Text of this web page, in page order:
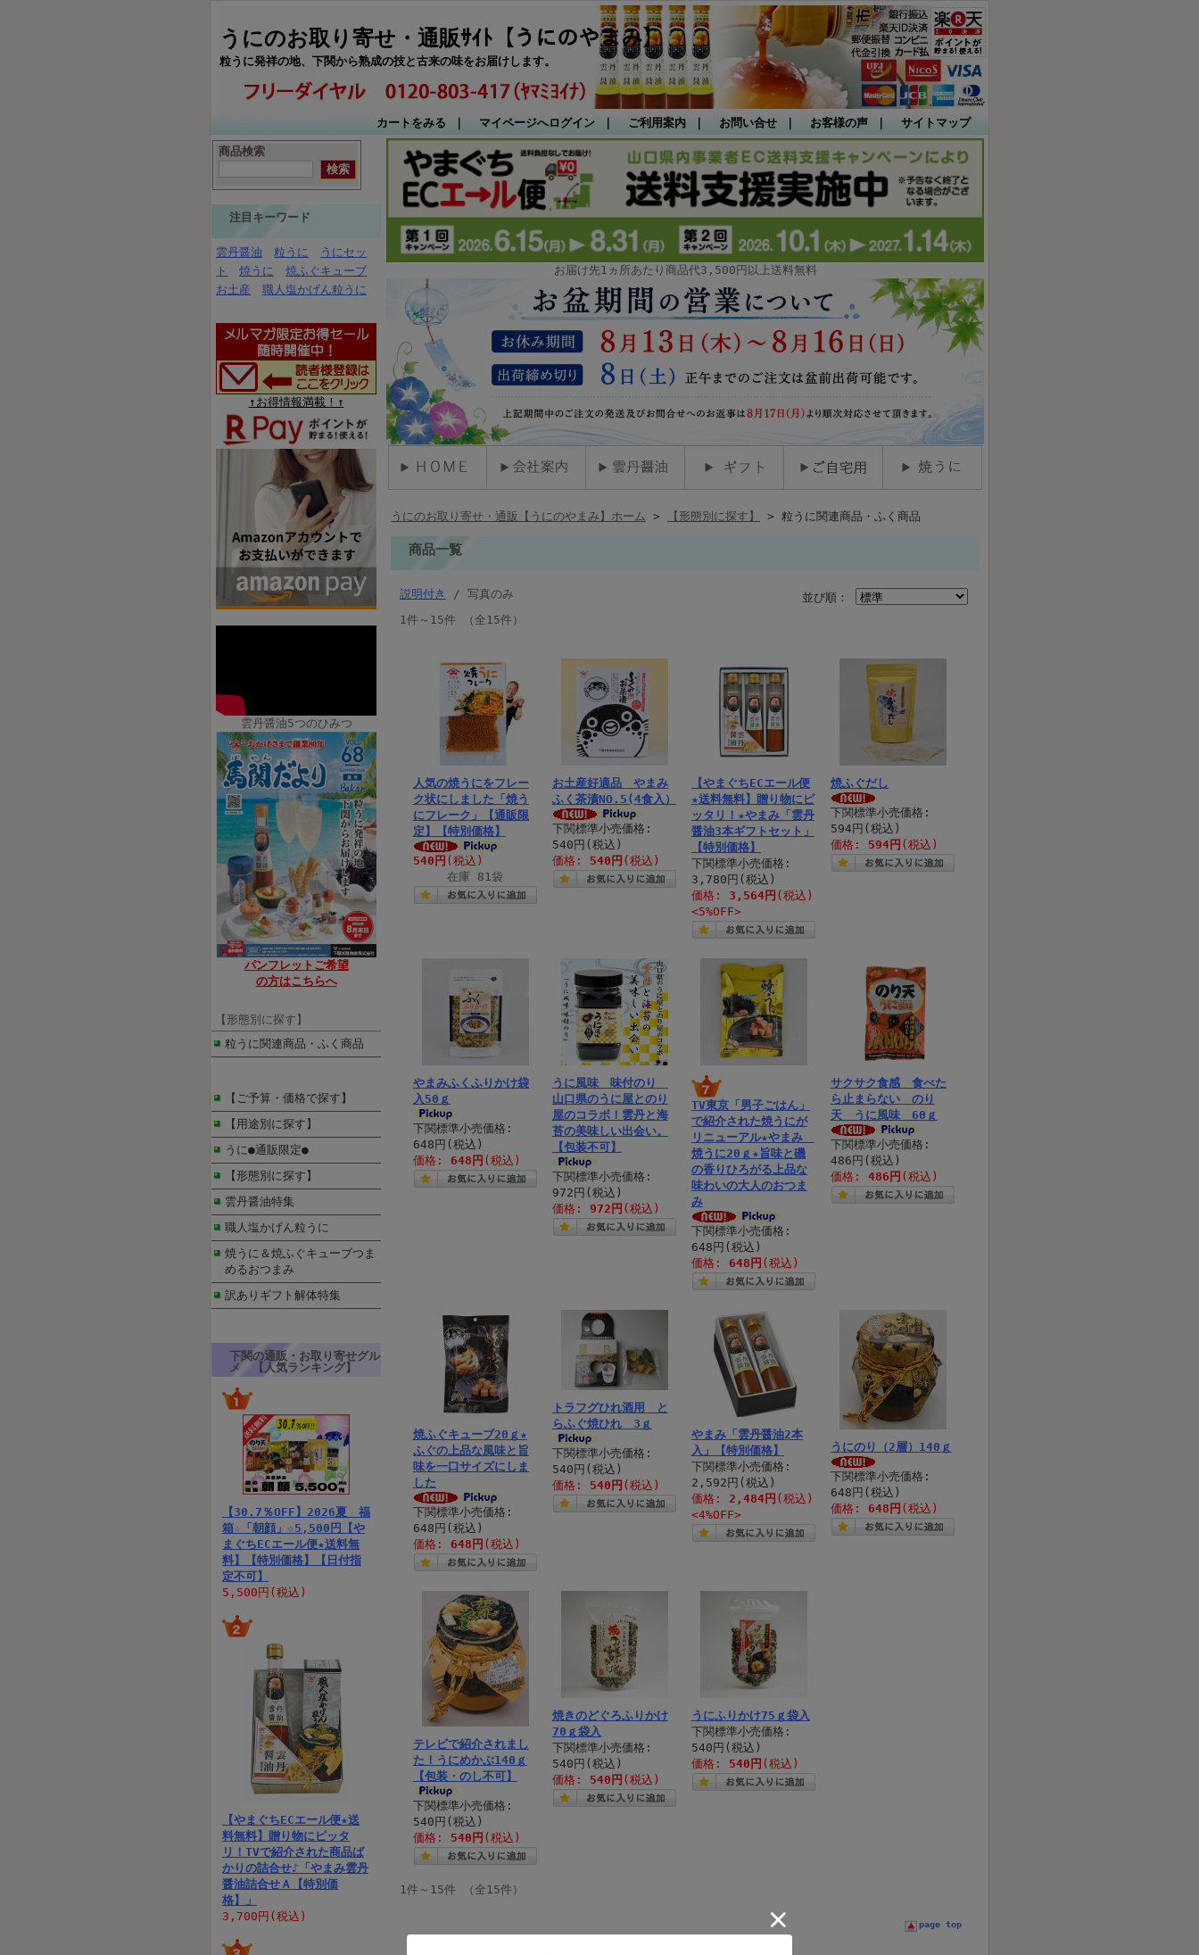
うにのお取り寄せ・通販ｻｲﾄ【うにのやまみ】
粒うに発祥の地、下関から熟成の技と古来の味をお届けします。
カートをみる マイページへログイン ご利用案内 お問い合せ お客様の声 サイトマップ
商品検索
注目キーワード
雲丹醤油 粒うに
うにセッ
ト
焼うに
焼ふぐキューブ
お土産
職人塩かげん粒うに
↑お得情報満載！↑
雲丹醤油5つのひみつ
パンフレット ご希望
の方はこちらへ
【形態別に探す】
粒うに関連商品・ふく商品
【ご予算・価格で探す】
【用途別に探す】
うに●通販限定●
【形態別に探す】
雲丹醤油特集
職人塩かげん粒うに
焼うに＆焼ふぐキューブつま
めるおつまみ
訳ありギフト解体特集
下関の通販・お取り寄せグル
メ 【人気ランキング】
【30.7％OFF】2026夏 福
箱☆「朝顔」☆5,500円【や
まぐちECエール便★送料無
料】【特別価格】【日付指
定不可】
5,500円(税込)
【やまぐちECエール便★送
料無料】贈り物にピッタ
リ！TVで紹介された商品ば
かりの詰合せ♪「やまみ雲丹
醤油詰合せＡ【特別価
格】」
3,700円(税込)
お届け先1ヵ所あたり商品代3,500円以上送料無料
うにのお取り寄せ・通販【うにのやまみ】ホーム > 【形態別に探す】 > 粒うに関連商品・ふく商品
商品一覧
並び順：
説明付き
/ 写真のみ
1件～15件 （全15件）
人気の焼うにをフレー
ク状にしました「焼う
にフレーク」【通販限
定】【特別価格】
540円 (税込)
在庫 81袋
お土産好適品 やまみ
ふく茶漬NO.5(4食入）
下関標準小売価格:
540円(税込)
価格: 540円 (税込)
【やまぐちECエール便
★送料無料】贈り物にピ
ッタリ！★やまみ「雲丹
醤油3本ギフトセット」
【特別価格】
下関標準小売価格:
3,780円(税込)
価格: 3,564円 (税込)
<5%OFF>
焼ふぐだし
下関標準小売価格:
594円(税込)
価格: 594円 (税込)
やまみふくふりかけ袋
入50ｇ
下関標準小売価格:
648円(税込)
価格: 648円 (税込)
うに風味 味付のり
山口県のうに屋とのり
屋のコラボ！雲丹と海
苔の美味しい出会い。
【包装不可】
下関標準小売価格:
972円(税込)
価格: 972円 (税込)
TV東京「男子ごはん」
で紹介された焼うにが
リニューアル★やまみ
焼うに20ｇ★旨味と磯
の香りひろがる上品な
味わいの大人のおつま
み
下関標準小売価格:
648円(税込)
価格: 648円 (税込)
サクサク食感 食べた
ら止まらない のり
天 うに風味 60ｇ
下関標準小売価格:
486円(税込)
価格: 486円 (税込)
焼ふぐキューブ20ｇ★
ふぐの上品な風味と旨
味を一口サイズにしま
した
下関標準小売価格:
648円(税込)
価格: 648円 (税込)
トラフグひれ酒用 と
らふぐ焼ひれ 3ｇ
下関標準小売価格:
540円(税込)
価格: 540円 (税込)
やまみ「雲丹醤油2本
入」【特別価格】
下関標準小売価格:
2,592円(税込)
価格: 2,484円 (税込)
<4%OFF>
うにのり（2層）140ｇ
下関標準小売価格:
648円(税込)
価格: 648円 (税込)
テレビで紹介されまし
た！うにめかぶ140ｇ
【包装・のし不可】
下関標準小売価格:
540円(税込)
価格: 540円 (税込)
焼きのどぐろふりかけ
70ｇ袋入
下関標準小売価格:
540円(税込)
価格: 540円 (税込)
うにふりかけ75ｇ袋入
下関標準小売価格:
540円(税込)
価格: 540円 (税込)
1件～15件 （全15件）
page top